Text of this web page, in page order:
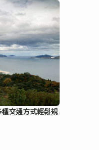
交通方式輕鬆規